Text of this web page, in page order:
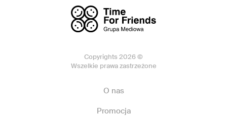
Copyrights 2026 ©
Wszelkie prawa zastrzeżone
O nas
Promocja